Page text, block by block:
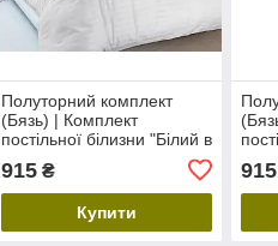
Полуторний комплект
(Бязь) | Комплект
постільної білизни "Білий в
150х220 см, білий
915₴
Купити
915